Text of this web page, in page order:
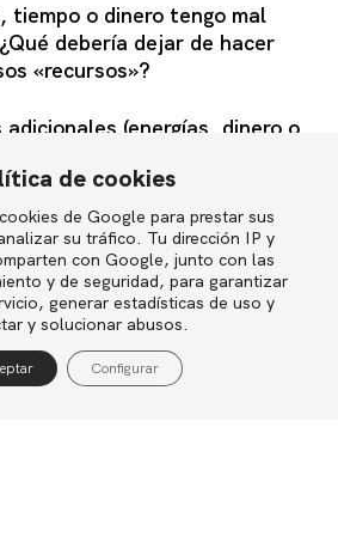
tiempo o dinero tengo mal
debería dejar de hacer
«recursos»?
adicionales (energías, dinero o
¿Qué «inversiones» me
los mayores retornos en
personal?
que estamos a las
año, ¿por qué no incluir en
propósitos para 2008
de cookies
de Google para prestar sus
su tráfico. Tu dirección IP y
con Google, junto con las
y de seguridad, para garantizar
generar estadísticas de uso y
y solucionar abusos.
Configurar